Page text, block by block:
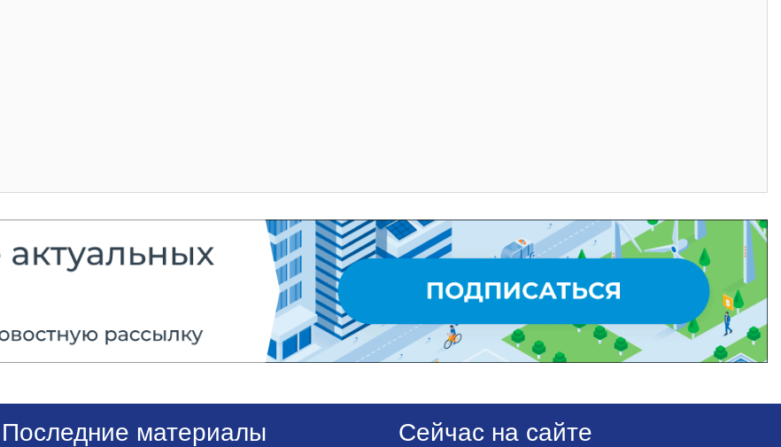
Последние материалы Сейчас на сайте